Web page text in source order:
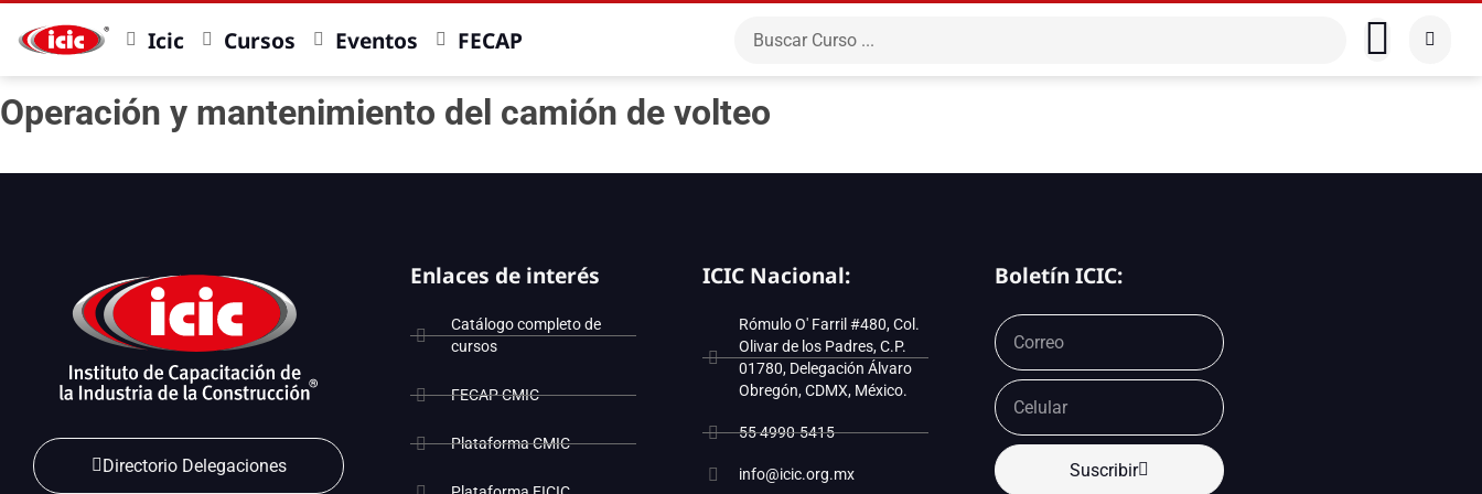
Icic Cursos Eventos FECAP
Operación y mantenimiento del camión de volteo
Directorio Delegaciones
Enlaces de interés
Catálogo completo de
cursos
FECAP CMIC
Plataforma CMIC
ICIC Nacional:
Rómulo O' Farril #480, Col.
Olivar de los Padres, C.P.
01780, Delegación Álvaro
Obregón, CDMX, México.
55 4990-5415
info@icic.org.mx
Boletín ICIC:
Suscribir